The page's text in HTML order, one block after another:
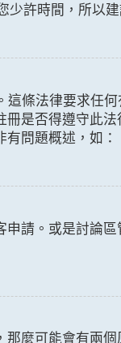
許時間，所以建
條法律要求任
是否得遵守此
問題概述，如
請。或是討論
麼可能會有兩